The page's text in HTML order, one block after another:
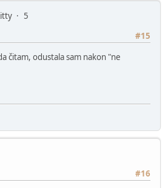
5
#15
čitam, odustala sam nakon "ne
#16